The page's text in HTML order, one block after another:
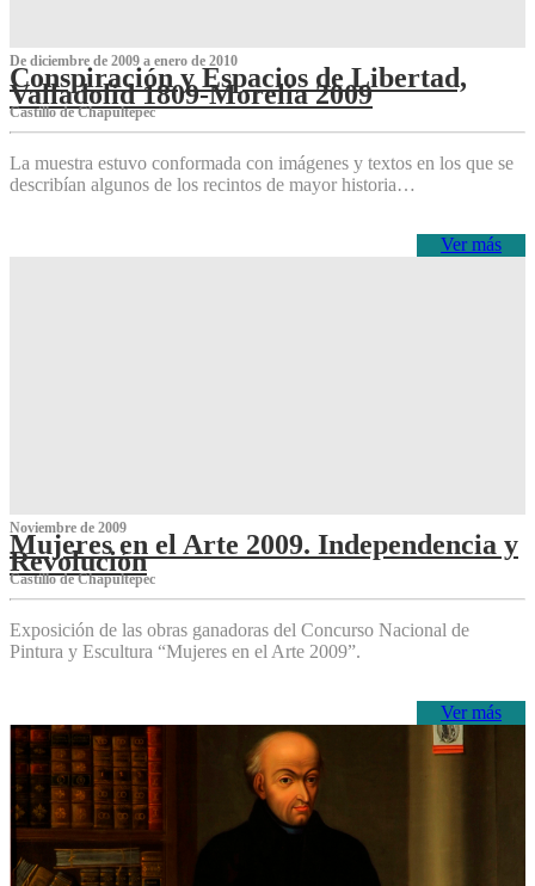
De diciembre de 2009 a enero de 2010
Conspiración y Espacios de Libertad,
Valladolid 1809-Morelia 2009
Castillo de Chapultepec
La muestra estuvo conformada con imágenes y textos en los que se
describían algunos de los recintos de mayor historia…
Ver más
Noviembre de 2009
Mujeres en el Arte 2009. Independencia y
Revolución
Castillo de Chapultepec
Exposición de las obras ganadoras del Concurso Nacional de
Pintura y Escultura “Mujeres en el Arte 2009”.
Ver más